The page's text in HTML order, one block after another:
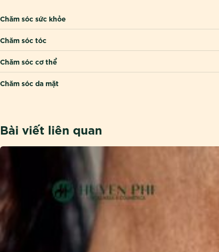
Chăm sóc sức khỏe
Chăm sóc tóc
Chăm sóc cơ thể
Chăm sóc da mặt
Bài viết liên quan